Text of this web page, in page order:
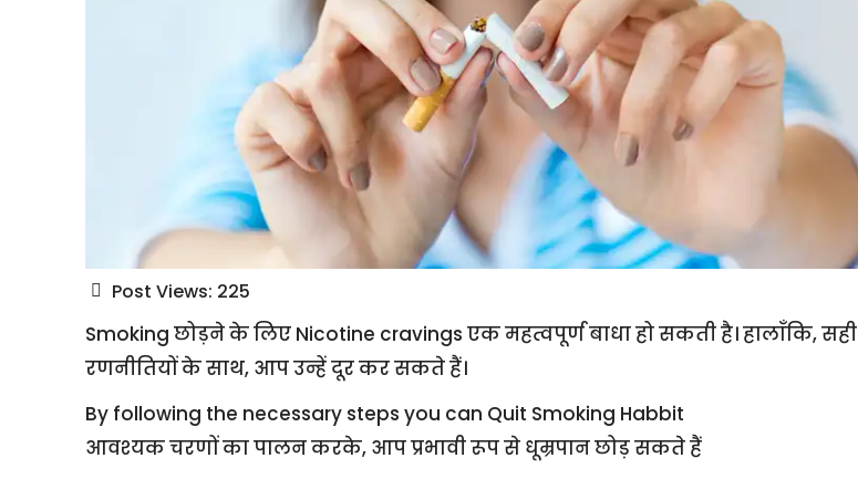
Post Views: 225
Smoking छोड़ने के लिए Nicotine cravings एक महत्वपूर्ण बाधा हो सकती है। हालाँकि, सही
रणनीतियों के साथ, आप उन्हें दूर कर सकते हैं।
By following the necessary steps you can Quit Smoking Habbit
आवश्यक चरणों का पालन करके, आप प्रभावी रूप से धूम्रपान छोड़ सकते हैं